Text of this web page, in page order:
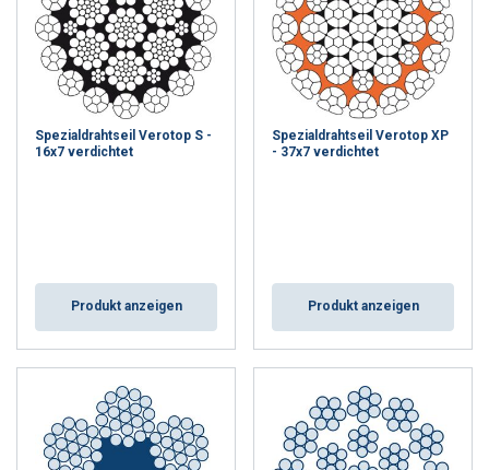
Spezialdrahtseil Verotop S -
16x7 verdichtet
Produkt anzeigen
Spezialdrahtseil Verotop XP
- 37x7 verdichtet
Produkt anzeigen
ALLE AKZEPTIEREN
ALLE ABLEHNEN